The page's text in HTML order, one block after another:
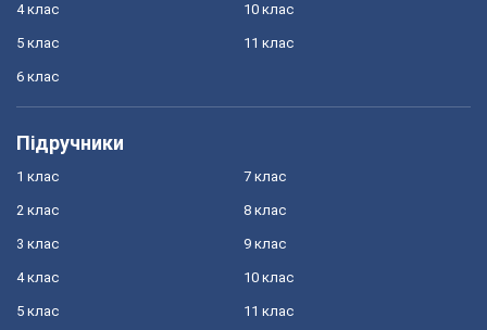
4 клас
5 клас
6 клас
10 клас
11 клас
Підручники
1 клас
2 клас
3 клас
4 клас
5 клас
7 клас
8 клас
9 клас
10 клас
11 клас